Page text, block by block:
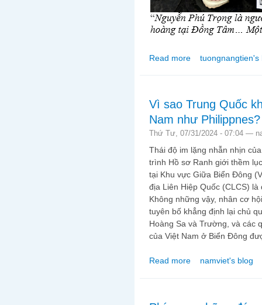
Read more about S.T.T.D
tuongnangtien's
Vì sao Trung Quốc
Nam như Philippnes?
Thứ Tư, 07/31/2024 - 07:04 —
Thái độ im lặng nhẫn nhịn
trình Hồ sơ Ranh giới thềm
tại Khu vực Giữa Biển Đông
địa Liên Hiệp Quốc (CLCS)
Không những vậy, nhân cơ
tuyên bố khẳng định lại chủ
Hoàng Sa và Trường, và các
của Việt Nam ở Biển Đông
Read more about Vì sao Trung
namviet's blog